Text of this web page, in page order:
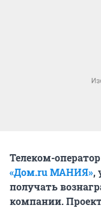
Телеком-
«Дом.ru МАНИЯ»,
получать
компании.